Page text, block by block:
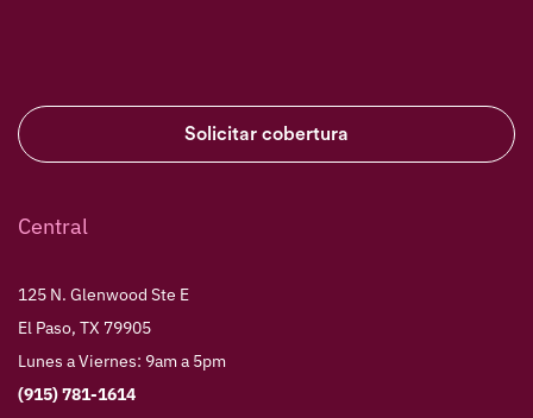
Solicitar cobertura
Central
125 N. Glenwood Ste E
El Paso, TX 79905
Lunes a Viernes: 9am a 5pm
(915) 781-1614